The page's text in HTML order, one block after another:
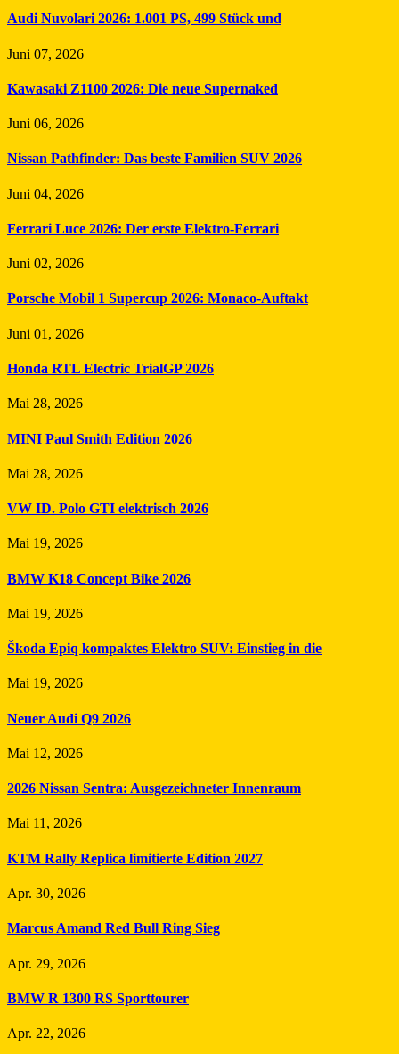
Audi Nuvolari 2026: 1.001 PS, 499 Stück und
Juni 07, 2026
Kawasaki Z1100 2026: Die neue Supernaked
Juni 06, 2026
Nissan Pathfinder: Das beste Familien SUV 2026
Juni 04, 2026
Ferrari Luce 2026: Der erste Elektro-Ferrari
Juni 02, 2026
Porsche Mobil 1 Supercup 2026: Monaco-Auftakt
Juni 01, 2026
Honda RTL Electric TrialGP 2026
Mai 28, 2026
MINI Paul Smith Edition 2026
Mai 28, 2026
VW ID. Polo GTI elektrisch 2026
Mai 19, 2026
BMW K18 Concept Bike 2026
Mai 19, 2026
Škoda Epiq kompaktes Elektro SUV: Einstieg in die
Mai 19, 2026
Neuer Audi Q9 2026
Mai 12, 2026
2026 Nissan Sentra: Ausgezeichneter Innenraum
Mai 11, 2026
KTM Rally Replica limitierte Edition 2027
Apr. 30, 2026
Marcus Amand Red Bull Ring Sieg
Apr. 29, 2026
BMW R 1300 RS Sporttourer
Apr. 22, 2026